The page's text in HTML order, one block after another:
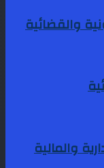
والقضائية
والمالية